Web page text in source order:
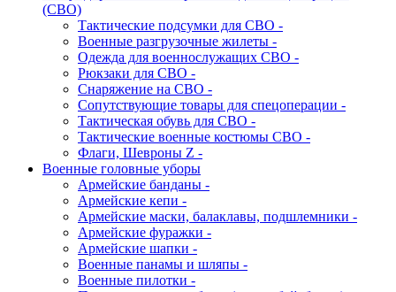
(СВО)
Тактические подсумки для СВО -
Военные разгрузочные жилеты -
Одежда для военнослужащих СВО -
Рюкзаки для СВО -
Снаряжение на СВО -
Сопутствующие товары для спецоперации -
Тактическая обувь для СВО -
Тактические военные костюмы СВО -
Флаги, Шевроны Z -
Военные головные уборы
Армейские банданы -
Армейские кепи -
Армейские маски, балаклавы, подшлемники -
Армейские фуражки -
Армейские шапки -
Военные панамы и шляпы -
Военные пилотки -